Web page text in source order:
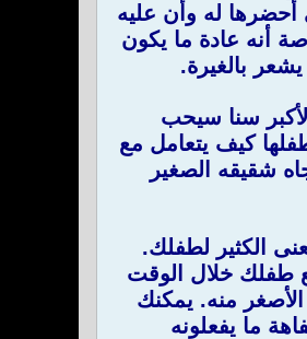
له وأن عليه
أنه عادة ما يكون
بالغيرة.
سنا سيحب
كيف يتعامل مع
شقيقه الصغير
الكثير لطفلك.
طفلك خلال الوقت
منه. يمكنك
ما يفعلونه